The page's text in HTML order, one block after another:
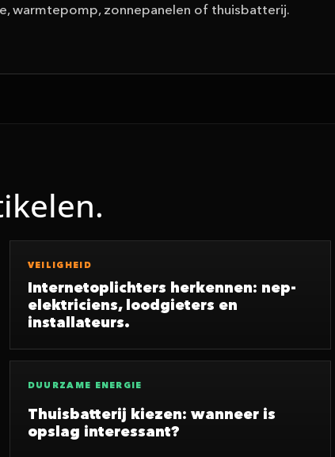
warmtepomp, zonnepanelen of thuisbatterij.
VEILIGHEID
Internetoplichters herkennen: nep-
elektriciens, loodgieters en
installateurs.
DUURZAME ENERGIE
Thuisbatterij kiezen: wanneer is
opslag interessant?